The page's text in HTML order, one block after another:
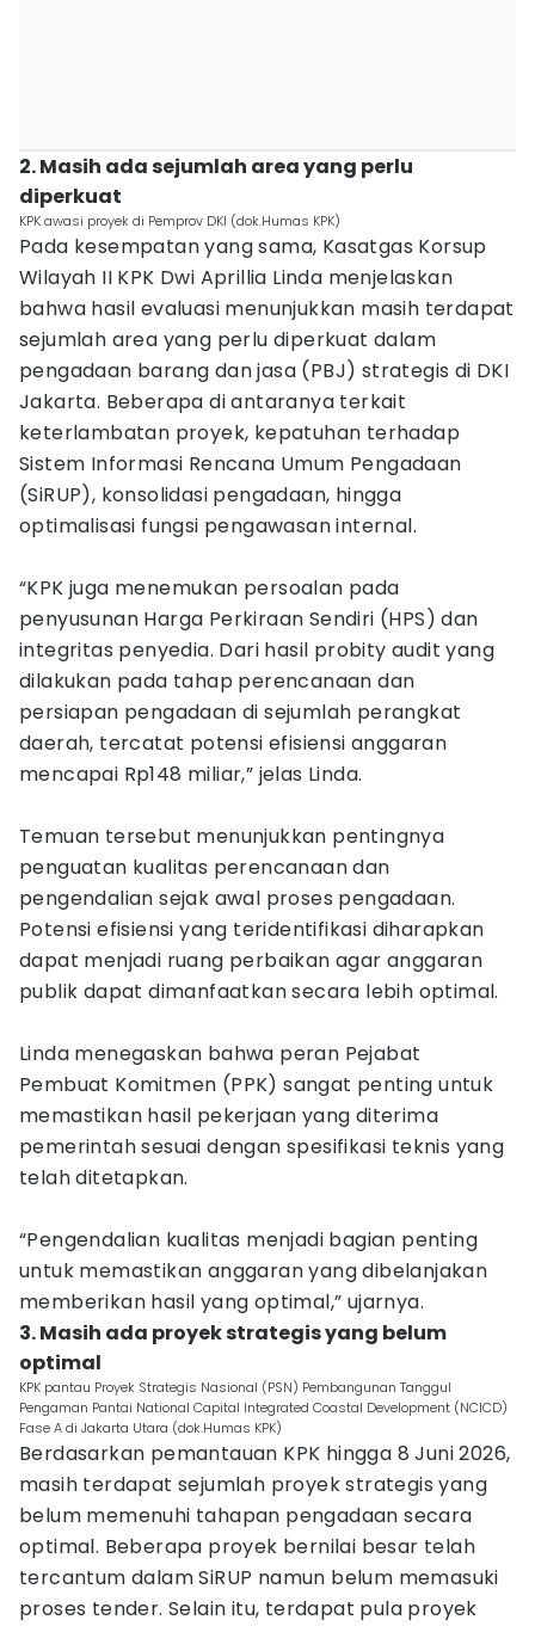
2. Masih ada sejumlah area yang perlu
diperkuat
KPK awasi proyek di Pemprov DKI (dok.Humas KPK)
Pada kesempatan yang sama, Kasatgas Korsup
Wilayah II KPK Dwi Aprillia Linda menjelaskan
bahwa hasil evaluasi menunjukkan masih terdapat
sejumlah area yang perlu diperkuat dalam
pengadaan barang dan jasa (PBJ) strategis di DKI
Jakarta. Beberapa di antaranya terkait
keterlambatan proyek, kepatuhan terhadap
Sistem Informasi Rencana Umum Pengadaan
(SiRUP), konsolidasi pengadaan, hingga
optimalisasi fungsi pengawasan internal.
“KPK juga menemukan persoalan pada
penyusunan Harga Perkiraan Sendiri (HPS) dan
integritas penyedia. Dari hasil probity audit yang
dilakukan pada tahap perencanaan dan
persiapan pengadaan di sejumlah perangkat
daerah, tercatat potensi efisiensi anggaran
mencapai Rp148 miliar,” jelas Linda.
Temuan tersebut menunjukkan pentingnya
penguatan kualitas perencanaan dan
pengendalian sejak awal proses pengadaan.
Potensi efisiensi yang teridentifikasi diharapkan
dapat menjadi ruang perbaikan agar anggaran
publik dapat dimanfaatkan secara lebih optimal.
Linda menegaskan bahwa peran Pejabat
Pembuat Komitmen (PPK) sangat penting untuk
memastikan hasil pekerjaan yang diterima
pemerintah sesuai dengan spesifikasi teknis yang
telah ditetapkan.
“Pengendalian kualitas menjadi bagian penting
untuk memastikan anggaran yang dibelanjakan
memberikan hasil yang optimal,” ujarnya.
3. Masih ada proyek strategis yang belum
optimal
KPK pantau Proyek Strategis Nasional (PSN) Pembangunan Tanggul
Pengaman Pantai National Capital Integrated Coastal Development (NCICD)
Fase A di Jakarta Utara (dok.Humas KPK)
Berdasarkan pemantauan KPK hingga 8 Juni 2026,
masih terdapat sejumlah proyek strategis yang
belum memenuhi tahapan pengadaan secara
optimal. Beberapa proyek bernilai besar telah
tercantum dalam SiRUP namun belum memasuki
proses tender. Selain itu, terdapat pula proyek